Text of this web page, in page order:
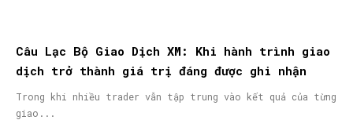
Câu Lạc Bộ Giao Dịch XM: Khi hành trình giao
dịch trở thành giá trị đáng được ghi nhận
Trong khi nhiều trader vẫn tập trung vào kết quả của từng
giao...